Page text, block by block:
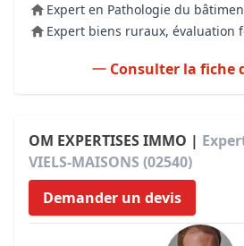
Expert en Pathologie du
Expert biens ruraux, évaluation
Consulter la fiche
OM EXPERTISES IMMO |
VIELS-MAISONS (02540)
Demander un devis